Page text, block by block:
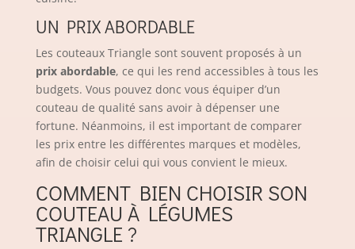
UN PRIX ABORDABLE
Les couteaux Triangle sont souvent proposés à un
prix abordable, ce qui les rend accessibles à tous les
budgets. Vous pouvez donc vous équiper d’un
couteau de qualité sans avoir à dépenser une
fortune. Néanmoins, il est important de comparer
les prix entre les différentes marques et modèles,
afin de choisir celui qui vous convient le mieux.
COMMENT BIEN CHOISIR SON
COUTEAU À LÉGUMES
TRIANGLE ?